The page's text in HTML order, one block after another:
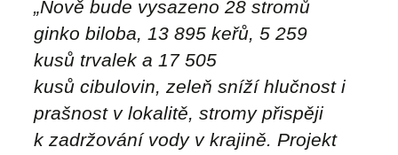
„Nově bude vysazeno 28 stromů
ginko biloba, 13 895 keřů, 5 259
kusů trvalek a 17 505
kusů cibulovin, zeleň sníží hlučnost i
prašnost v lokalitě, stromy přispěji
k zadržování vody v krajině. Projekt